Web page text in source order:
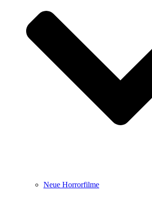
Neue Horrorfilme